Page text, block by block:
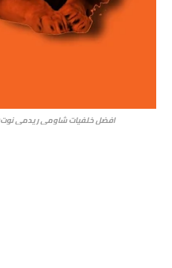
افضل خلفيات شاومي ريدمي نوت9 و 9 اس